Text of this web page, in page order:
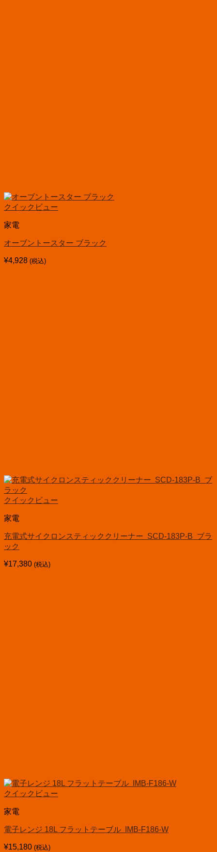
クイックビュー
家電
オーブントースター ブラック
¥4,928 (税込)
クイックビュー
家電
充電式サイクロンスティッククリーナー SCD-183P-B ブラ
ック
¥17,380 (税込)
クイックビュー
家電
電子レンジ 18L フラットテーブル IMB-F186-W
¥15,180 (税込)